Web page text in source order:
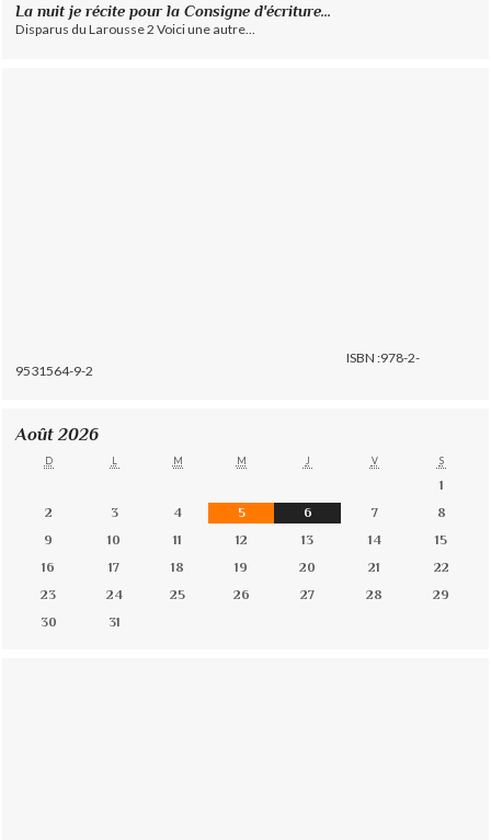
La nuit je récite pour la Consigne d'écriture...
Disparus du Larousse 2 Voici une autre...
ISBN :978-2-
9531564-9-2
Août 2026
D L M M J V S
1
2
3 4 5 6 7
8
9
10 11 12 13 14
15
16
17 18 19 20 21
22
23
24 25 26 27 28
29
30
31